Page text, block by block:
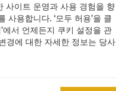
사이트 운영과 사용 경험을 향
용합니다. ‘모두 허용’을 클
에서 언제든지 쿠키 설정을 관
경에 대한 자세한 정보는 당사